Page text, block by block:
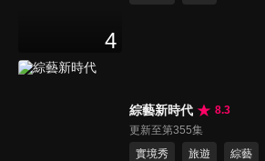
4
綜藝新時代
8.3
更新至第355集
實境秀
旅遊 綜藝